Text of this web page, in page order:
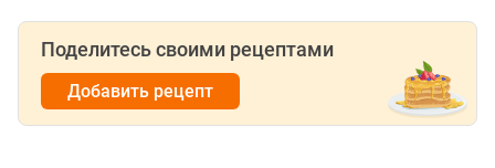
Поделитесь своими рецептами
Добавить рецепт